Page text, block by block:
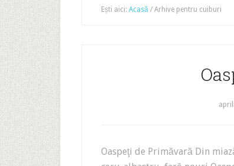
Ești aici: Acasă / Arhive pentru cuiburi
Oaspeţi de Primăvară Din